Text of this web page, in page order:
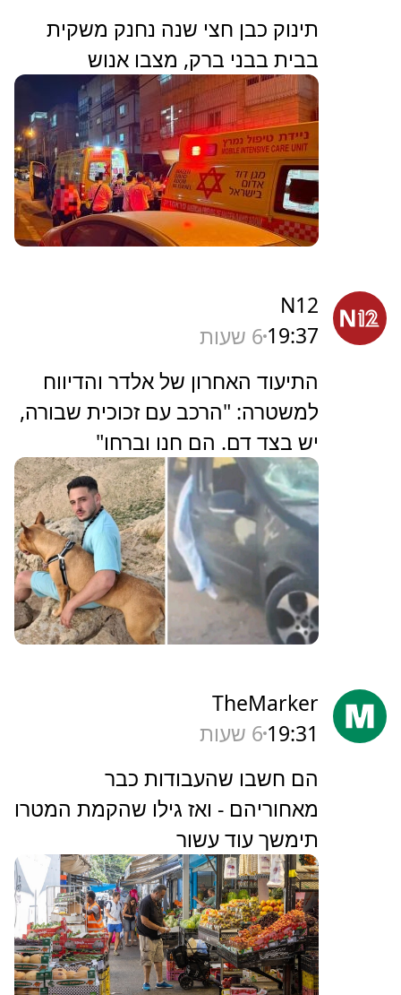
תינוק כבן חצי שנה נחנק משקית
בבית בבני ברק, מצבו אנוש
N12
19:37 6 שעות
התיעוד האחרון של אלדר והדיווח
למשטרה: "הרכב עם זכוכית שבורה,
יש בצד דם. הם חנו וברחו"
TheMarker
19:31 6 שעות
‏הם חשבו שהעבודות כבר
מאחוריהם - ואז גילו שהקמת המטרו
תימשך עוד עשור